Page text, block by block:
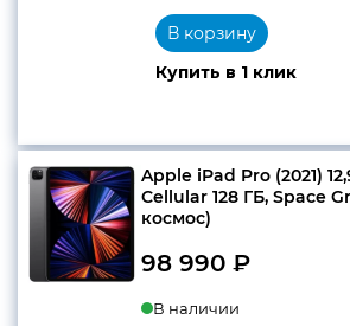
Купить в 1 клик
В корзину
Apple iPad Pro (2021)
Cellular 128 ГБ, Space
космос)
98 990 ₽
В наличии